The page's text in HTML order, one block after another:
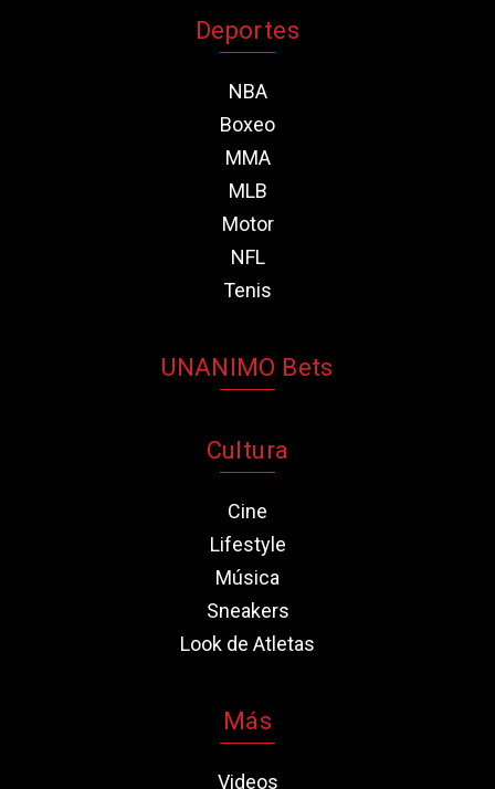
Deportes
NBA
Boxeo
MMA
MLB
Motor
NFL
Tenis
UNANIMO Bets
Cultura
Cine
Lifestyle
Música
Sneakers
Look de Atletas
Más
Videos